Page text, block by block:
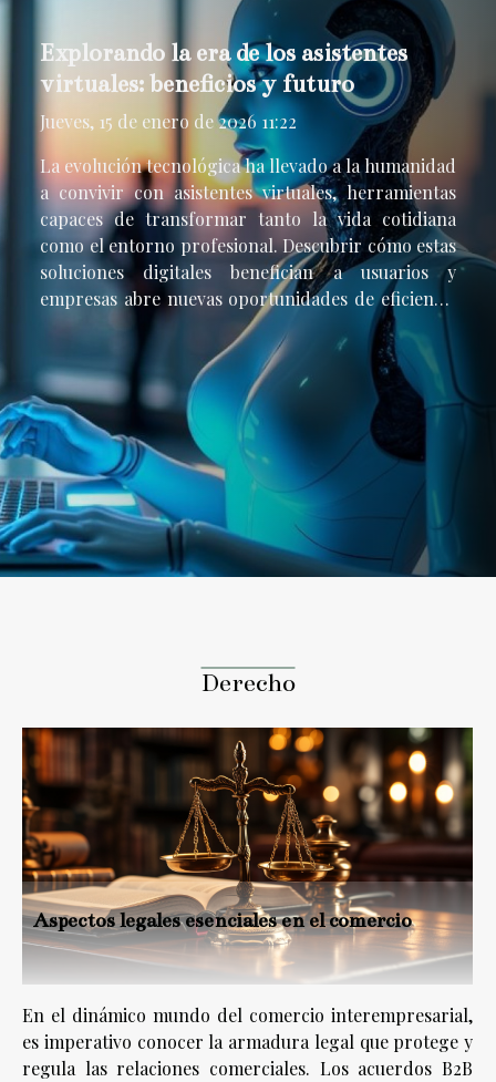
Explorando la era de los asistentes
virtuales: beneficios y futuro
Jueves, 15 de enero de 2026 11:22
La evolución tecnológica ha llevado a la humanidad
a convivir con asistentes virtuales, herramientas
capaces de transformar tanto la vida cotidiana
como el entorno profesional. Descubrir cómo estas
soluciones digitales benefician a usuarios y
empresas abre nuevas oportunidades de eficiencia
y personalización. Explora la era de los asistentes
virtuales y motívate a conocer sus ventajas, retos y
el futuro que prometen en los siguientes
apartados.Orígenes de los asistentes virtuales La
historia de asistentes virtuales se remonta a las
primeras décadas de la informática, cuando los
sistemas eran únicamente capaces de ejecutar
comandos simples y responder con frases
predefinidas. Con el paso del tiempo, la evolución
tecnológica ha transformado estos programas
Derecho
Aspectos legales esenciales en el comercio
En el dinámico mundo del comercio interempresarial,
es imperativo conocer la armadura legal que protege y
regula las relaciones comerciales. Los acuerdos B2B